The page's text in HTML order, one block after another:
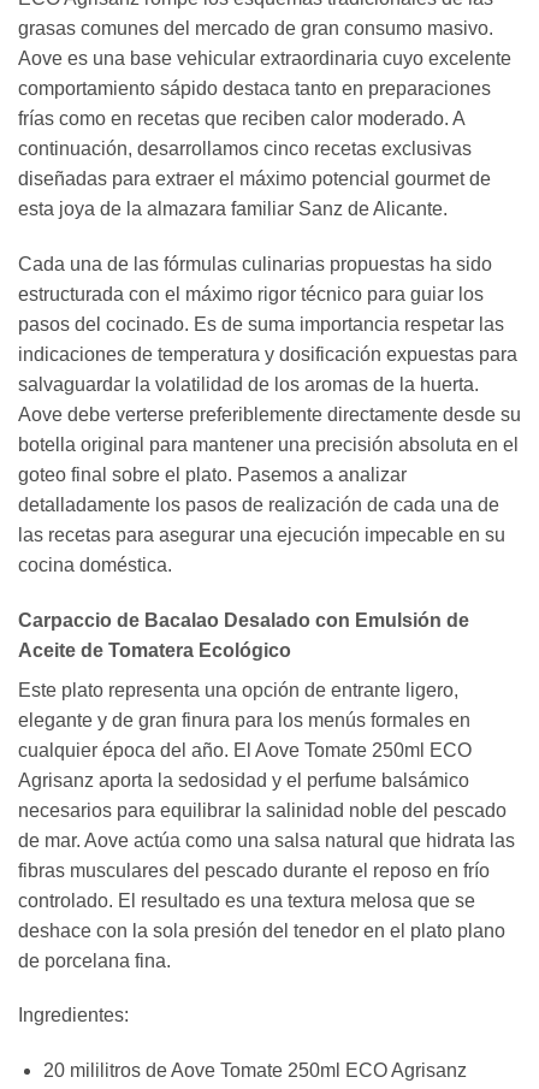
grasas comunes del mercado de gran consumo masivo.
Aove es una base vehicular extraordinaria cuyo excelente
comportamiento sápido destaca tanto en preparaciones
frías como en recetas que reciben calor moderado. A
continuación, desarrollamos cinco recetas exclusivas
diseñadas para extraer el máximo potencial gourmet de
esta joya de la almazara familiar Sanz de Alicante.
Cada una de las fórmulas culinarias propuestas ha sido
estructurada con el máximo rigor técnico para guiar los
pasos del cocinado. Es de suma importancia respetar las
indicaciones de temperatura y dosificación expuestas para
salvaguardar la volatilidad de los aromas de la huerta.
Aove debe verterse preferiblemente directamente desde su
botella original para mantener una precisión absoluta en el
goteo final sobre el plato. Pasemos a analizar
detalladamente los pasos de realización de cada una de
las recetas para asegurar una ejecución impecable en su
cocina doméstica.
Carpaccio de Bacalao Desalado con Emulsión de
Aceite de Tomatera Ecológico
Este plato representa una opción de entrante ligero,
elegante y de gran finura para los menús formales en
cualquier época del año. El Aove Tomate 250ml ECO
Agrisanz aporta la sedosidad y el perfume balsámico
necesarios para equilibrar la salinidad noble del pescado
de mar. Aove actúa como una salsa natural que hidrata las
fibras musculares del pescado durante el reposo en frío
controlado. El resultado es una textura melosa que se
deshace con la sola presión del tenedor en el plato plano
de porcelana fina.
Ingredientes:
20 mililitros de Aove Tomate 250ml ECO Agrisanz